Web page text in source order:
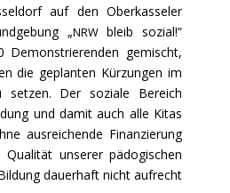
auf den Oberkasseler
„NRWbleib sozial!“
Demonstrierenden gemischt,
die geplanten Kürzungen im
setzen. Der soziale Bereich
und damit auch alle Kitas
ausreichende Finanzierung
unserer pädogischen
dauerhaft nicht aufrecht